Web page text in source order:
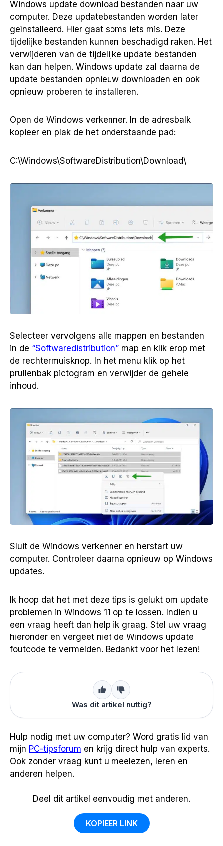
Windows update download bestanden naar uw
computer. Deze updatebestanden worden later
geïnstalleerd. Hier gaat soms iets mis. Deze
tijdelijke bestanden kunnen beschadigd raken. Het
verwijderen van de tijdelijke update bestanden
kan dan helpen. Windows update zal daarna de
update bestanden opnieuw downloaden en ook
opnieuw proberen te installeren.
Open de Windows verkenner. In de adresbalk
kopieer en plak de het onderstaande pad:
C:\Windows\SoftwareDistribution\Download\
Selecteer vervolgens alle mappen en bestanden
in de “Softwaredistribution” map en klik erop met
de rechtermuisknop. In het menu klik op het
prullenbak pictogram en verwijder de gehele
inhoud.
Sluit de Windows verkenner en herstart uw
computer. Controleer daarna opnieuw op Windows
updates.
Ik hoop dat het met deze tips is gelukt om update
problemen in Windows 11 op te lossen. Indien u
een vraag heeft dan help ik graag. Stel uw vraag
hieronder en vergeet niet de Windows update
foutcode te vermelden. Bedankt voor het lezen!
Was dit artikel nuttig?
Hulp nodig met uw computer? Word gratis lid van
mijn PC-tipsforum en krijg direct hulp van experts.
Ook zonder vraag kunt u meelezen, leren en
anderen helpen.
Deel dit artikel eenvoudig met anderen.
KOPIEER LINK